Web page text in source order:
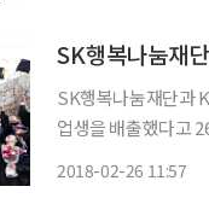
SK행복나눔재
SK행복나눔재단과
업생을 배출했다고 26일 밝혔다. KAIST는 지난 24일 서
2018-02-26 11:57